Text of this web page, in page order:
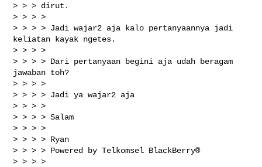
> > > dirut.
> > > >
> > > > Jadi wajar2 aja kalo pertanyaannya jadi
keliatan kayak ngetes.
> > > >
> > > > Dari pertanyaan begini aja udah beragam
jawaban toh?
> > > >
> > > > Jadi ya wajar2 aja
> > > >
> > > > Salam
> > > >
> > > > Ryan
> > > > Powered by Telkomsel BlackBerry®
> > > >